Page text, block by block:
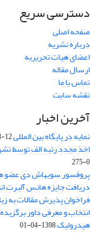
دسترسی سریع
صفحه اصلی
درباره نشریه
اعضای هیات تحریریه
ارسال مقاله
تماس با ما
نقشه سایت
آخرین اخبار
نمایه در پایگاه بین المللی DOAJ12
اخذ مجدد رتبه الف توسط
0-275
پروفسور سوبهاش دی عضو
دریافت جایزه هانس آلبرت
فراخوان پذیرش مقالات به
انتخاب و معرفی داور
هیدرولیک1398-04-01